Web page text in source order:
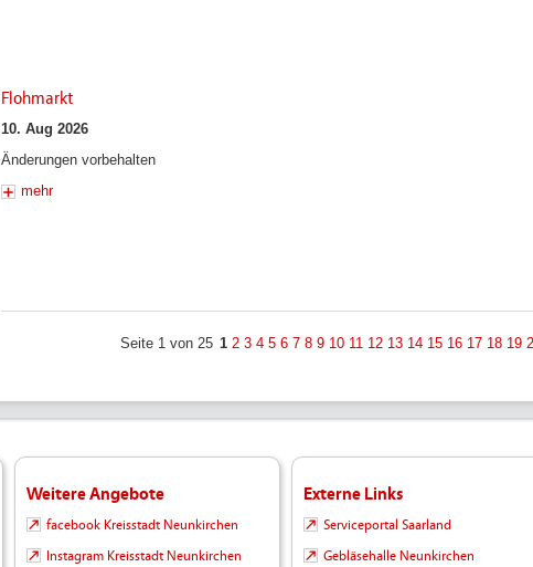
Flohmarkt
10. Aug 2026
Änderungen vorbehalten
mehr
Seite 1 von 25 1 2 3 4 5 6 7 8 9 10 11 12 13 14 15 16 17 18 19
Weitere Angebote
facebook Kreisstadt Neunkirchen
Instagram Kreisstadt Neunkirchen
Externe Links
Serviceportal Saarland
Gebläsehalle Neunkirchen